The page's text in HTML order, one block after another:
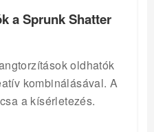
a Sprunk Shatter
oldhatók
kombinálásával. A
a kísérletezés.